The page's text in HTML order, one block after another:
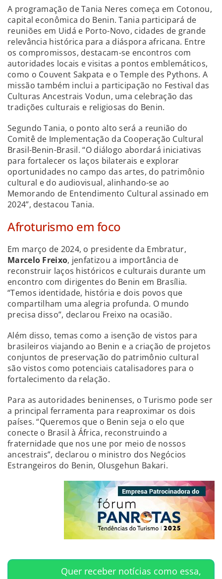
A programação de Tania Neres começa em Cotonou,
capital econômica do Benin. Tania participará de
reuniões em Uidá e Porto-Novo, cidades de grande
relevância histórica para a diáspora africana. Entre
os compromissos, destacam-se encontros com
autoridades locais e visitas a pontos emblemáticos,
como o Couvent Sakpata e o Temple des Pythons. A
missão também inclui a participação no Festival das
Culturas Ancestrais Vodun, uma celebração das
tradições culturais e religiosas do Benin.
Segundo Tania, o ponto alto será a reunião do
Comitê de Implementação da Cooperação Cultural
Brasil-Benin-Brasil. “O diálogo abordará iniciativas
para fortalecer os laços bilaterais e explorar
oportunidades no campo das artes, do patrimônio
cultural e do audiovisual, alinhando-se ao
Memorando de Entendimento Cultural assinado em
2024”, destacou Tania.
Afroturismo em foco
Em março de 2024, o presidente da Embratur,
Marcelo Freixo, jenfatizou a importância de
reconstruir laços históricos e culturais durante um
encontro com dirigentes do Benin em Brasília.
“Temos identidade, história e dois povos que
compartilham uma alegria profunda. O mundo
precisa disso”, declarou Freixo na ocasião.
Além disso, temas como a isenção de vistos para
brasileiros viajando ao Benin e a criação de projetos
conjuntos de preservação do patrimônio cultural
são vistos como potenciais catalisadores para o
fortalecimento da relação.
Para as autoridades beninenses, o Turismo pode ser
a principal ferramenta para reaproximar os dois
países. “Queremos que o Benin seja o elo que
conecte o Brasil à África, reconstruindo a
fraternidade que nos une por meio de nossos
ancestrais”, declarou o ministro dos Negócios
Estrangeiros do Benin, Olusgehun Bakari.
Quer receber notícias como essa,